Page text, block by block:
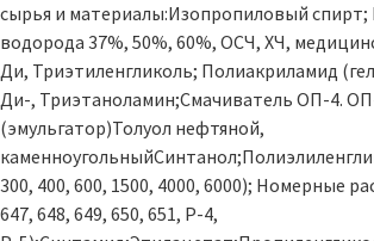
сырья и материалы:Изопропиловый спирт;
водорода 37%, 50%, 60%, ОСЧ, ХЧ,
Ди, Триэтиленгликоль; Полиакриламид
Ди-, Триэтаноламин;Смачиватель ОП-4.
(эмульгатор)Толуол нефтяной,
300, 400, 600, 1500, 4000, 6000); Номерные
647, 648, 649, 650, 651, Р-4,